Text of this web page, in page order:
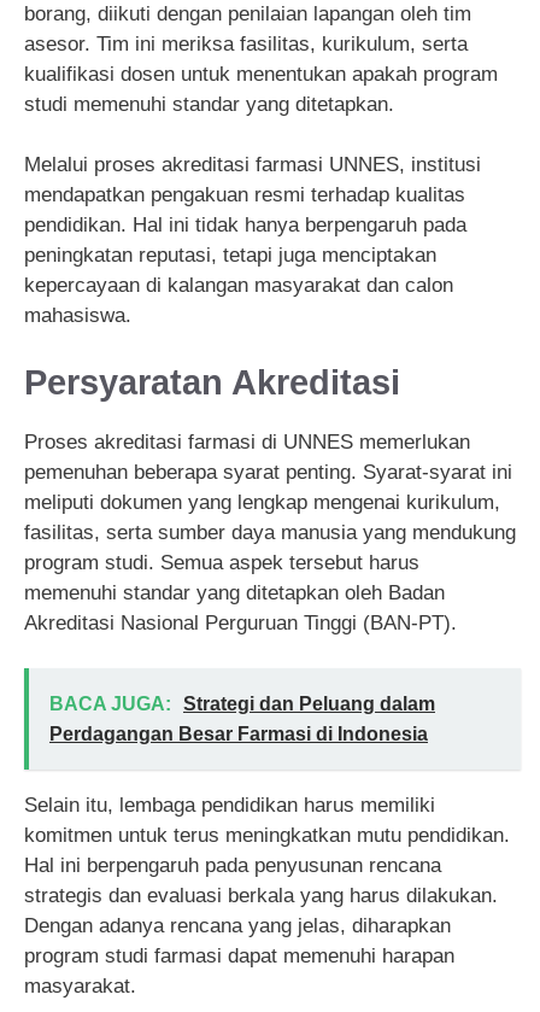
borang, diikuti dengan penilaian lapangan oleh tim
asesor. Tim ini meriksa fasilitas, kurikulum, serta
kualifikasi dosen untuk menentukan apakah program
studi memenuhi standar yang ditetapkan.
Melalui proses akreditasi farmasi UNNES, institusi
mendapatkan pengakuan resmi terhadap kualitas
pendidikan. Hal ini tidak hanya berpengaruh pada
peningkatan reputasi, tetapi juga menciptakan
kepercayaan di kalangan masyarakat dan calon
mahasiswa.
Persyaratan Akreditasi
Proses akreditasi farmasi di UNNES memerlukan
pemenuhan beberapa syarat penting. Syarat-syarat ini
meliputi dokumen yang lengkap mengenai kurikulum,
fasilitas, serta sumber daya manusia yang mendukung
program studi. Semua aspek tersebut harus
memenuhi standar yang ditetapkan oleh Badan
Akreditasi Nasional Perguruan Tinggi (BAN-PT).
BACA JUGA:
Strategi dan Peluang dalam
Perdagangan Besar Farmasi di Indonesia
Selain itu, lembaga pendidikan harus memiliki
komitmen untuk terus meningkatkan mutu pendidikan.
Hal ini berpengaruh pada penyusunan rencana
strategis dan evaluasi berkala yang harus dilakukan.
Dengan adanya rencana yang jelas, diharapkan
program studi farmasi dapat memenuhi harapan
masyarakat.